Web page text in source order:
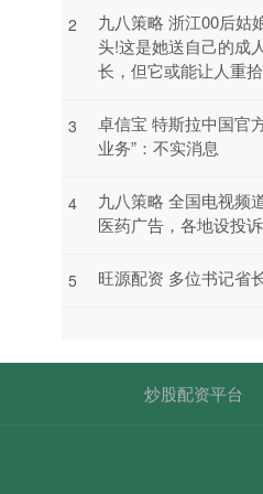
2
九八策略 浙江00后姑
头!这是她送自己的成
长，但它或能让人重
3
卓信宝 特斯拉中国官
业务”：不实消息
4
九八策略 全国电视频
医药广告，各地设投
5 旺源配资 多位书记省
炒股配资平台